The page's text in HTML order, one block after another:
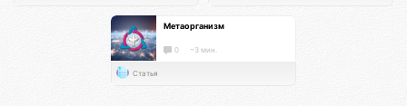
Метаорганизм
0 ~3 мин.
Статья